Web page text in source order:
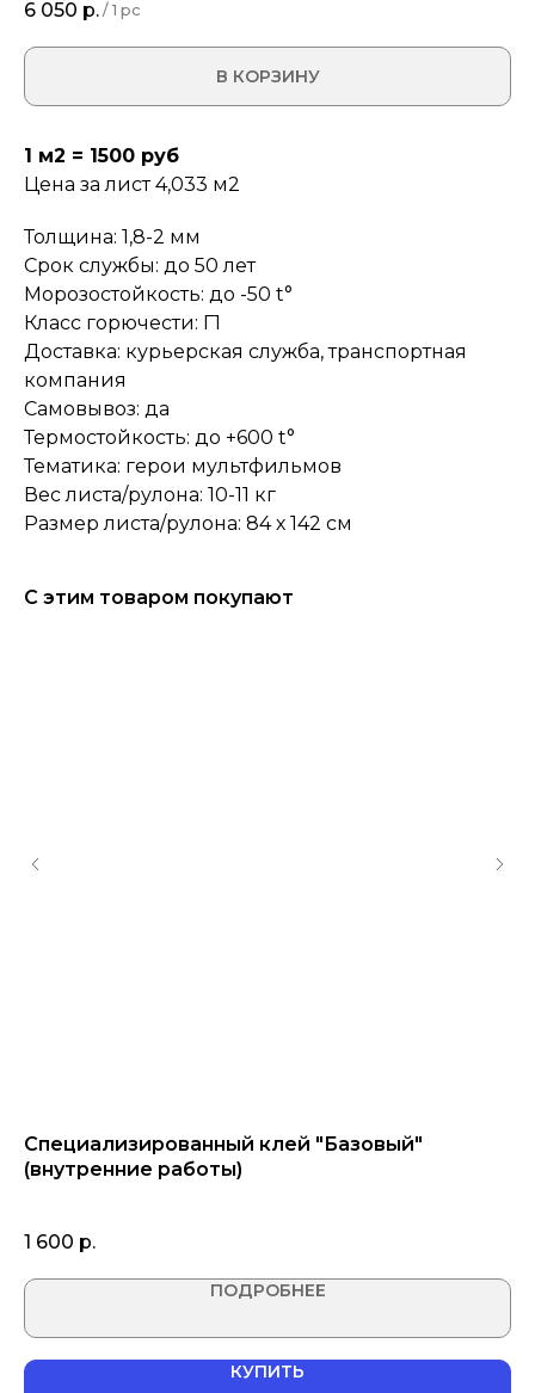
6 050 р. / 1 pc
В КОРЗИНУ
1 м2 = 1500 руб
Цена за лист 4,033 м2
Толщина: 1,8-2 мм
Срок службы: до 50 лет
Морозостойкость: до -50 t°
Класс горючести: Г1
Доставка: курьерская служба, транспортная
компания
Самовывоз: да
Термостойкость: до +600 t°
Тематика: герои мультфильмов
Вес листа/рулона: 10-11 кг
Размер листа/рулона: 84 х 142 см
С этим товаром покупают
Специализированный клей "Базовый"
(внутренние работы)
1 600 р.
ПОДРОБНЕЕ
КУПИТЬ